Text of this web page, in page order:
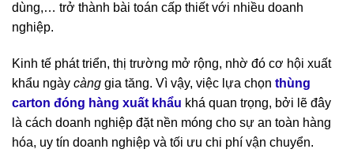
dùng,… trở thành bài toán cấp thiết với nhiều doanh
nghiệp.
Kinh tế phát triển, thị trường mở rộng, nhờ đó cơ hội xuất
khẩu ngày càng gia tăng. Vì vậy, việc lựa chọn thùng
carton đóng hàng xuất khẩu khá quan trọng, bởi lẽ đây
là cách doanh nghiệp đặt nền móng cho sự an toàn hàng
hóa, uy tín doanh nghiệp và tối ưu chi phí vận chuyển.